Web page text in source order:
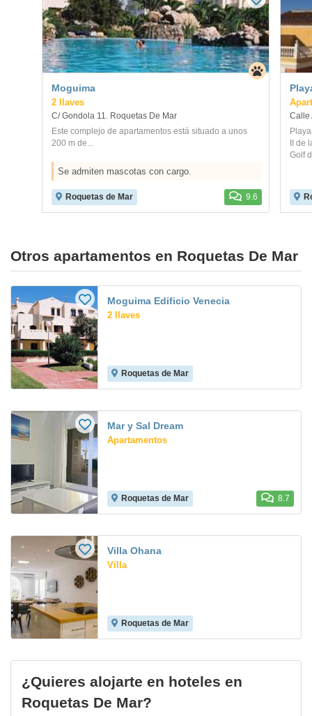
Moguima
2 llaves
C/ Gondola 11. Roquetas De Mar
Este complejo de apartamentos está situado a unos
200 m de...
Se admiten mascotas con cargo.
Roquetas de Mar 9.6
Calle
II
Golf
Otros apartamentos en Roquetas De Mar
Moguima Edificio Venecia
2 llaves
Roquetas de Mar
Mar y Sal Dream
Apartamentos
Roquetas de Mar 8.7
Villa Ohana
Villa
Roquetas de Mar
¿Quieres alojarte en hoteles en
Roquetas De Mar?